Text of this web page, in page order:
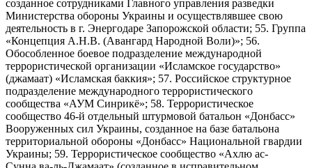
созданное сотрудниками Главного управления разведки
Министерства обороны Украины и осуществлявшее свою
деятельность в г. Энергодаре Запорожской области; 55. Группа
«Концепция А.Н.В. (Авангард Народной Воли)»; 56.
Обособленное боевое подразделение международной
террористической организации «Исламское государство»
(джамаат) «Исламская баккия»; 57. Российское структурное
подразделение международного террористического
сообщества «АУМ Синрикё»; 58. Террористическое
сообщество 46-й отдельный штурмовой батальон «Донбасс»
Вооруженных сил Украины, созданное на базе батальона
территориальной обороны «Донбасс» Национальной гвардии
Украины; 59. Террористическое сообщество «Ахлю ас-